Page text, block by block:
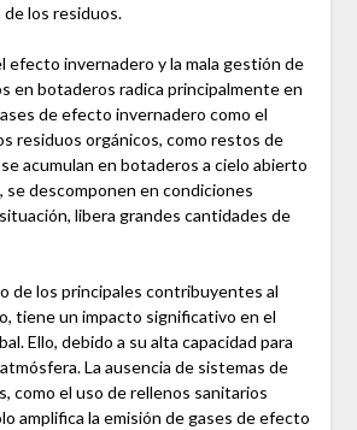
los residuos.
efecto invernadero y la mala gestión de
en botaderos radica principalmente en
de efecto invernadero como el
residuos orgánicos, como restos de
acumulan en botaderos a cielo abierto
se descomponen en condiciones
libera grandes cantidades de
de los principales contribuyentes al
tiene un impacto significativo en el
Ello, debido a su alta capacidad para
La ausencia de sistemas de
como el uso de rellenos sanitarios
amplifica la emisión de gases de efecto